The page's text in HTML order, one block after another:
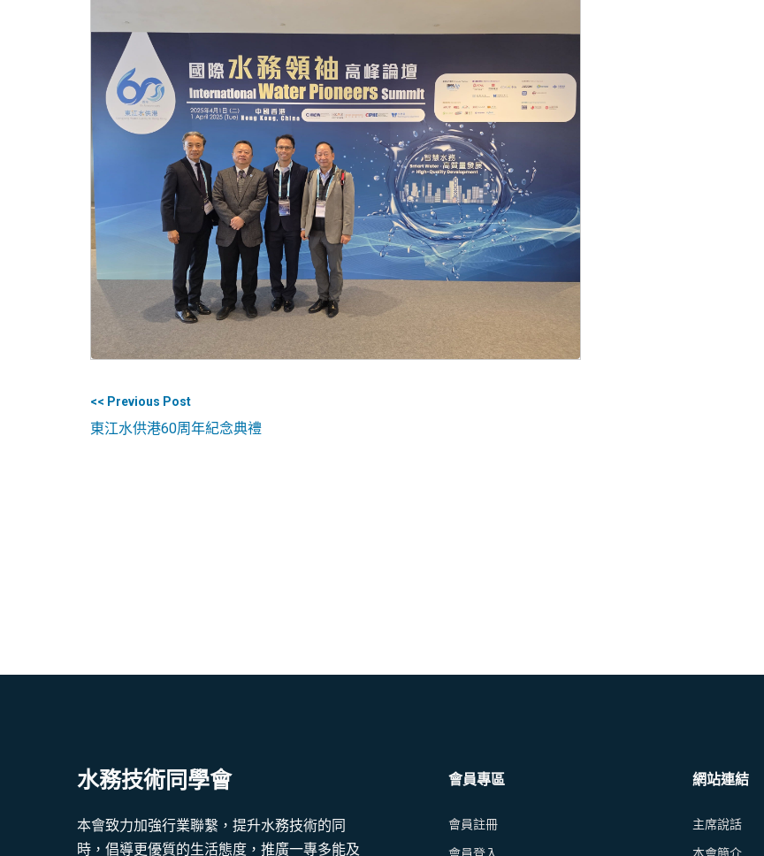
<< Previous Post
東江水供港60周年紀念典禮
水務技術同學會
本會致力加強行業聯繫，提升水務技術的同
時，倡導更優質的生活態度，推廣一專多能及
會員專區
會員註冊
會員登入
網站連結
主席說話
本會簡介